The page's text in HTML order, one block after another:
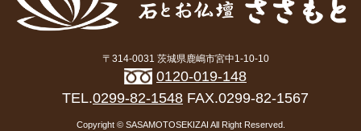
〒314-0031 茨城県鹿嶋市宮中1-10-10
0120-019-148
TEL.0299-82-1548 FAX.0299-82-1567
Copyright © SASAMOTOSEKIZAI All Right Reserved.